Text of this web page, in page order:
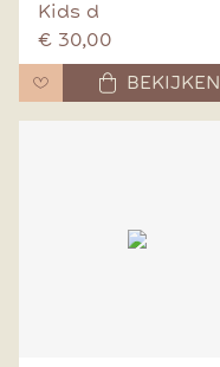
Kids d
€ 30,00
BEKIJKEN